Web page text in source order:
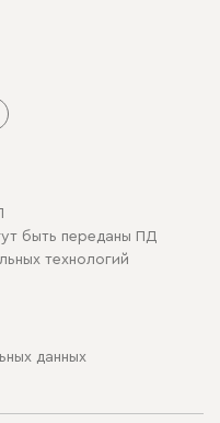
быть переданы ПД
технологий
данных